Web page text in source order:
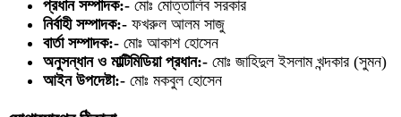
প্রধান সম্পাদক:- মোঃ মোত্তালিব সরকার
নির্বাহী সম্পাদক:- ফখরুল আলম সাজু
বার্তা সম্পাদক:- মোঃ আকাশ হোসেন
অনুসন্ধান ও মাল্টিমিডিয়া প্রধান:- মোঃ জাহিদুল ইসলাম খন্দকার (সুমন)
আইন উপদেষ্টা:- মোঃ মকবুল হোসেন